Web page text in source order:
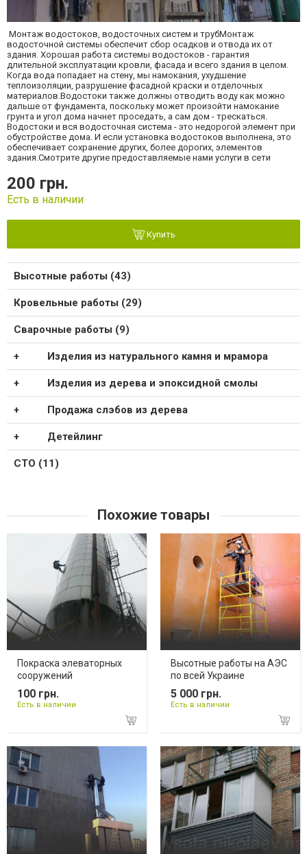
Монтаж водостоков, водосточных систем и трубМонтаж
водосточной системы обеспечит сбор осадков и отвода их от
здания. Хорошая работа системы водостоков - гарантия
длительной эксплуатации кровли, фасада и всего здания в целом.
Когда вода попадает на стену, мы намокания, ухудшение
теплоизоляции, разрушение фасадной краски и отделочных
материалов.Водостоки также должны отводить воду как можно
дальше от фундамента, поскольку может произойти намокание
грунта и угол дома начнет проседать, а сам дом - трескаться.
Водостоки и вся водосточная система - это недорогой элемент при
обустройстве дома. И если установка водостоков выполнена, это
обеспечивает сохранение других, более дорогих, элементов
здания.Смотрите другие предоставляемые нами услуги в сети
200 грн.
Есть в наличии
Купить
Высотные работы (43)
Кровельные работы (29)
Сварочные работы (9)
Изделия из натурального камня и мрамора
Изделия из дерева и эпоксидной смолы
Продажа слэбов из дерева
Детейлинг
СТО (11)
Похожие товары
Покраска элеваторных
сооружений
100 грн.
Есть в наличии
Высотные работы на АЭС
по всей Украине
5 000 грн.
Есть в наличии